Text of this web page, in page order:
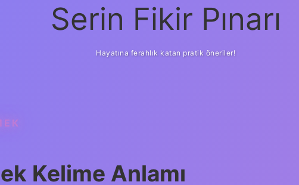
Serin Fikir Pınarı
Hayatına ferahlık katan pratik öneriler!
Kelime Anlamı